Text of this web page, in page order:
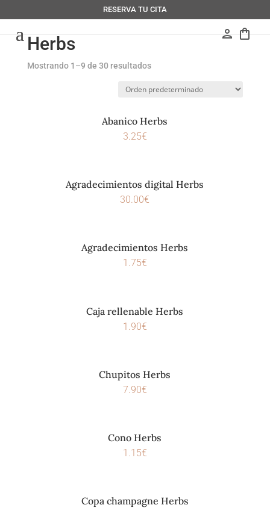
RESERVA TU CITA
person shopping_bag
Herbs
Mostrando 1–9 de 30 resultados
Abanico Herbs
3.25€
Agradecimientos digital Herbs
30.00€
Agradecimientos Herbs
1.75€
Caja rellenable Herbs
1.90€
Chupitos Herbs
7.90€
Cono Herbs
1.15€
Copa champagne Herbs